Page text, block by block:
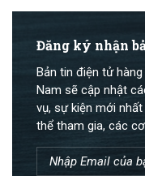
Đăng ký nhận
Bản tin điện tử
Nam sẽ cập nhật
vụ, sự kiện mới
thể tham gia, các